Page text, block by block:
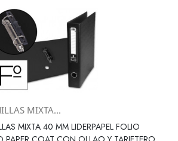
MIXTA...
MIXTA 40 MM LIDERPAPEL FOLIO